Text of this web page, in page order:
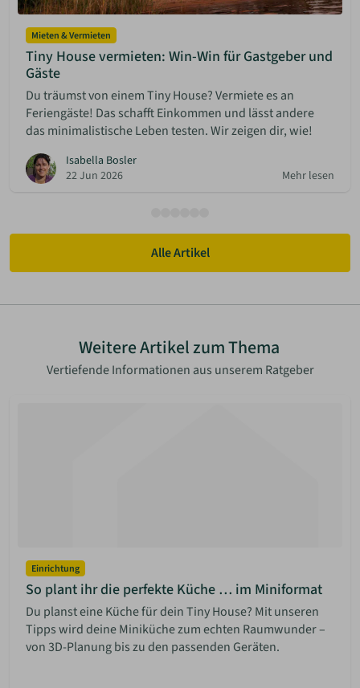
Mieten & Vermieten
Tiny House vermieten: Win-Win für Gastgeber und
Gäste
Du träumst von einem Tiny House? Vermiete es an
Feriengäste! Das schafft Einkommen und lässt andere
das minimalistische Leben testen. Wir zeigen dir, wie!
Isabella Bosler
22 Jun 2026
Mehr lesen
Alle Artikel
Weitere Artikel zum Thema
Vertiefende Informationen aus unserem Ratgeber
Einrichtung
So plant ihr die perfekte Küche … im Miniformat
Du planst eine Küche für dein Tiny House? Mit unseren
Tipps wird deine Miniküche zum echten Raumwunder –
von 3D-Planung bis zu den passenden Geräten.